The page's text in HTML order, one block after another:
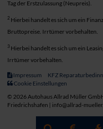
Tag der Erstzulassung (Neupreis).
2 Hierbei handelt es sich um ein
Bruttopreise. Irrtümer vorbehalten.
3 Hierbei handelt es sich um ein
Irrtümer vorbehalten.
Impressum KFZ
Cookie Einstellungen
© 2026 Autohaus Allrad Müller
Friedrichshafen | info@allrad-